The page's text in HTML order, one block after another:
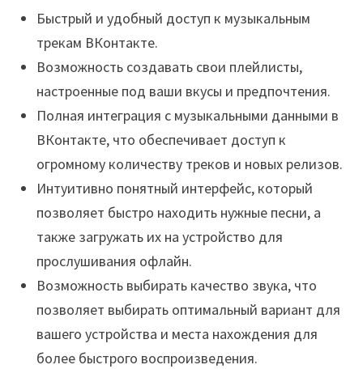
Быстрый и удобный доступ к музыкальным
трекам ВКонтакте.
Возможность создавать свои плейлисты,
настроенные под ваши вкусы и предпочтения.
Полная интеграция с музыкальными данными в
ВКонтакте, что обеспечивает доступ к
огромному количеству треков и новых релизов.
Интуитивно понятный интерфейс, который
позволяет быстро находить нужные песни, а
также загружать их на устройство для
прослушивания офлайн.
Возможность выбирать качество звука, что
позволяет выбирать оптимальный вариант для
вашего устройства и места нахождения для
более быстрого воспроизведения.